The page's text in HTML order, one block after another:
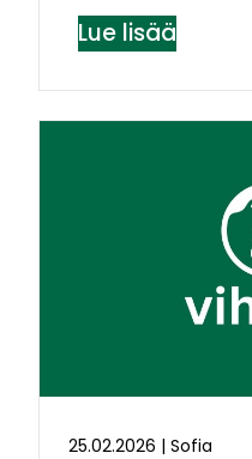
Lue lisää
25.02.2026 | Sofia